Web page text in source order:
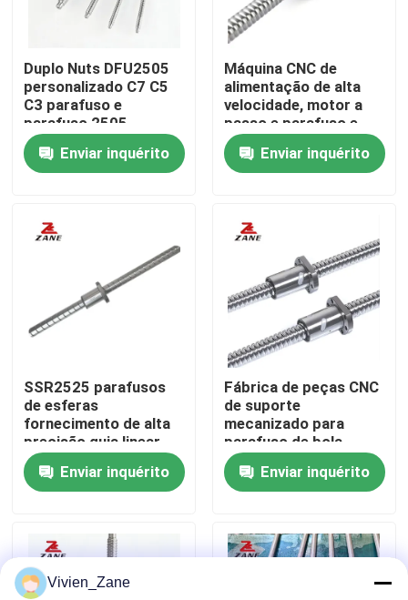
Casa
Produtos
Fábrica
Controle de Qualidade
notícias
Todos os casos
Pedir um orçamento
Guia linear
Duplo Nuts DFU2505
personalizado C7 C5
C3 parafuso e
parafuso 2505
parafuso para CNC
Enviar inquérito
Máquina CNC de
alimentação de alta
velocidade, motor a
passo e parafuso e
porca de esferas
SFS3210Enviar inquérito
SSR2525 parafusos
de esferas
fornecimento de alta
precisão guia linear
trilho parafusos de
esferas e parafusos
de bolas para máquina
Enviar inquérito
Fábrica de peças CNC
de suporte
mecanizado para
parafuso de bola
personalizado com
porca SFS1610
Enviar inquérito
Vivien_Zane